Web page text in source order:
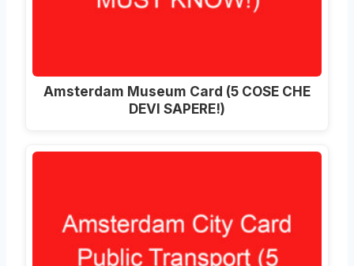
Amsterdam Museum Card (5 COSE CHE
DEVI SAPERE!)